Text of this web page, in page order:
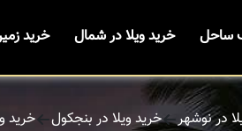
ساحل خرید ویلا در شمال خرید
در نوشهر خرید ویلا در بنجکول خرید ویلا مدرن